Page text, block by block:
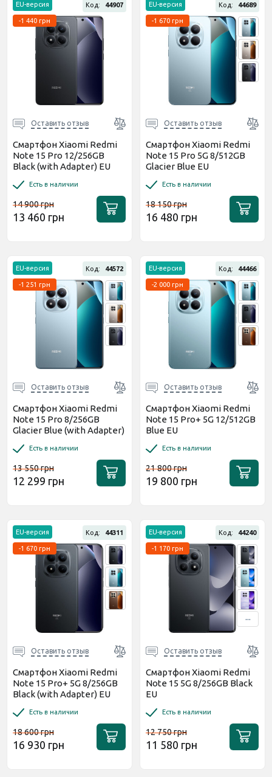
Код: 44907
EU-версия
-1 440 грн
Оставить отзыв
Смартфон Xiaomi Redmi
Note 15 Pro 12/256GB
Black (with Adapter) EU
Есть в наличии
14 900 грн
13 460 грн
Код: 44689
EU-версия
-1 670 грн
Оставить отзыв
Смартфон Xiaomi Redmi
Note 15 Pro 5G 8/512GB
Glacier Blue EU
Есть в наличии
18 150 грн
16 480 грн
Код: 44572
EU-версия
-1 251 грн
Оставить отзыв
Смартфон Xiaomi Redmi
Note 15 Pro 8/256GB
Glacier Blue (with Adapter)
Есть в наличии
13 550 грн
12 299 грн
Код: 44466
EU-версия
-2 000 грн
Оставить отзыв
Смартфон Xiaomi Redmi
Note 15 Pro+ 5G 12/512GB
Blue EU
Есть в наличии
21 800 грн
19 800 грн
Код: 44311
EU-версия
-1 670 грн
Оставить отзыв
Смартфон Xiaomi Redmi
Note 15 Pro+ 5G 8/256GB
Black (with Adapter) EU
Есть в наличии
18 600 грн
16 930 грн
...
Код: 44240
EU-версия
-1 170 грн
Оставить отзыв
Смартфон Xiaomi Redmi
Note 15 5G 8/256GB Black
EU
Есть в наличии
12 750 грн
11 580 грн